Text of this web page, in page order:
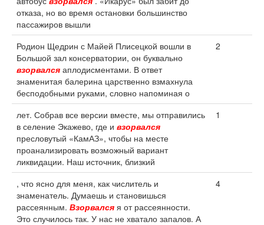
отказа, но во время остановки большинство
пассажиров вышли
Родион Щедрин с Майей Плисецкой вошли в
Большой зал консерватории, он буквально
взорвался аплодисментами. В ответ
знаменитая балерина царственно взмахнула
бесподобными руками, словно напоминая о
2
лет. Собрав все версии вместе, мы отправились
в селение Экажево, где и взорвался
пресловутый «КамАЗ», чтобы на месте
проанализировать возможный вариант
ликвидации. Наш источник, близкий
1
, что ясно для меня, как числитель и
знаменатель. Думаешь и становишься
рассеянным. Взорвался я от рассеянности.
Это случилось так. У нас не хватало запалов. А
4